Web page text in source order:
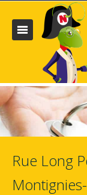
Rue Long